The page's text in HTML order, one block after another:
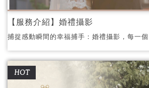
【服務介紹】婚禮攝影
捕捉感動瞬間的幸福捕手：婚禮攝影，每一個
人都是那麼的與眾不同，婚禮更該是獨一無二
的
HOT